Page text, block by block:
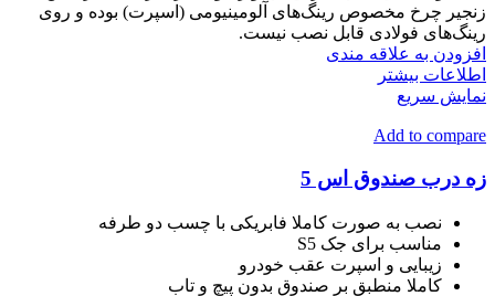
زنجیر چرخ مخصوص رینگ‌های آلومینیومی (اسپرت) بوده و روی
رینگ‌های فولادی قابل نصب نیست.
افزودن به علاقه مندی
اطلاعات بیشتر
نمایش سریع
Add to compare
زه درب صندوق اس 5
نصب به صورت کاملا فابریکی با چسب دو طرفه
مناسب برای جک S5
زیبایی و اسپرت عقب خودرو
کاملا منطبق بر صندوق بدون پیچ و تاب